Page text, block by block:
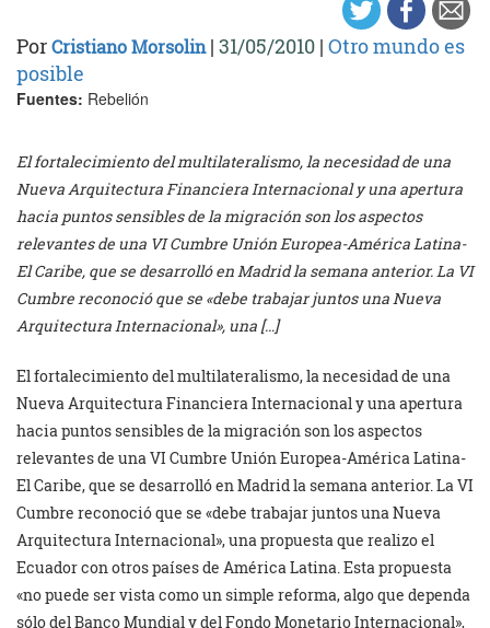
PorCristiano Morsolin| 31/05/2010 | Otro mundo es
posible
Fuentes: Rebelión
El fortalecimiento del multilateralismo, la necesidad de una
Nueva Arquitectura Financiera Internacional y una apertura
hacia puntos sensibles de la migración son los aspectos
relevantes de una VI Cumbre Unión Europea-América Latina-
El Caribe, que se desarrolló en Madrid la semana anterior. La VI
Cumbre reconoció que se «debe trabajar juntos una Nueva
Arquitectura Internacional», una […]
El fortalecimiento del multilateralismo, la necesidad de una
Nueva Arquitectura Financiera Internacional y una apertura
hacia puntos sensibles de la migración son los aspectos
relevantes de una VI Cumbre Unión Europea-América Latina-
El Caribe, que se desarrolló en Madrid la semana anterior. La VI
Cumbre reconoció que se «debe trabajar juntos una Nueva
Arquitectura Internacional», una propuesta que realizo el
Ecuador con otros países de América Latina. Esta propuesta
«no puede ser vista como un simple reforma, algo que dependa
sólo del Banco Mundial y del Fondo Monetario Internacional»,